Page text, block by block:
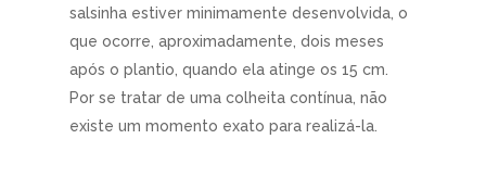
salsinha estiver minimamente desenvolvida, o
que ocorre, aproximadamente, dois meses
após o plantio, quando ela atinge os 15 cm.
Por se tratar de uma colheita contínua, não
existe um momento exato para realizá-la.